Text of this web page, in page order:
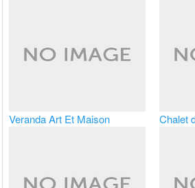
Veranda Art Et Maison Chalet